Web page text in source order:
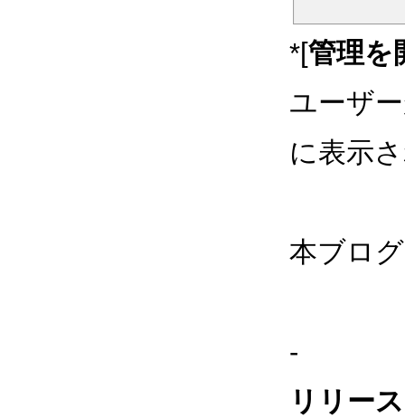
*[管理を
ユーザ
に表示
本ブロ
-
リリー